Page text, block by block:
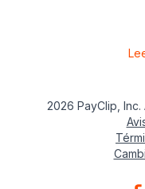
2026 PayClip,